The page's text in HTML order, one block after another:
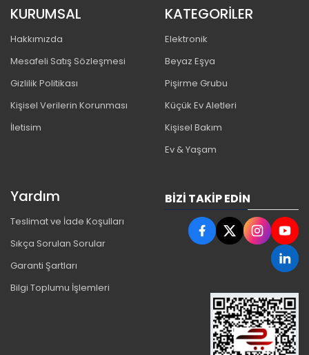
KURUMSAL
Hakkımızda
Mesafeli Satış Sözleşmesi
Gizlilik Politikası
Kişisel Verilerin Korunması
İletisim
KATEGORİLER
Elektronik
Beyaz Eşya
Pişirme Grubu
Küçük Ev Aletleri
Kişisel Bakım
Ev & Yaşam
Yardım
Teslimat ve İade Koşulları
Sıkça Sorulan Sorular
Garanti Şartları
Bilgi Toplumu İşlemleri
BIZI TAKIP EDIN